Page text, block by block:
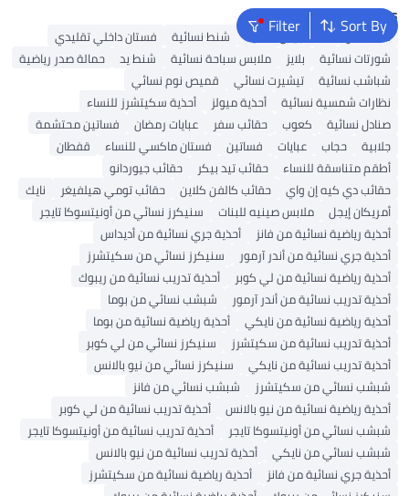
Sort By
FilterPopular Searches
شنط ألدو شنط جيس نسائية شنط نسائية
فستان داخلي تقليدي
شورتات نسائية
بلايز ملابس سباحة نسائية شنط يد
حمالة صدر رياضية
شباشب نسائية
تيشيرت نسائي
قميص نوم نسائي
نظارات شمسية نسائية
أحذية ميولز
أحذية سكيتشرز للنساء
صنادل نسائية
كعوب حقائب سفر عبايات رمضان
فساتين محتشمة
جلابية
حجاب عبايات فساتين فستان ماكسي للنساء
قفطان
أطقم متناسقة للنساء
حقائب تيد بيكر
حقائب جيوردانو
حقائب دي كيه إن واي
حقائب كالفن كلاين حقائب تومي هيلفيغر
نايك
أمريكان إيجل
ملابس صينيه للبنات
سنيكرز نسائي من أونيتسوكا تايجر
أحذية رياضية نسائية من فانز
أحذية جري نسائية من أديداس
أحذية جري نسائية من أندر آرمور
سنيكرز نسائي من سكيتشرز
أحذية رياضية نسائية من لي كوبر
أحذية تدريب نسائية من ريبوك
أحذية تدريب نسائية من أندر آرمور
شبشب نسائي من بوما
أحذية رياضية نسائية من نايكي
أحذية رياضية نسائية من بوما
أحذية تدريب نسائية من سكيتشرز
سنيكرز نسائي من لي كوبر
أحذية تدريب نسائية من نايكي
سنيكرز نسائي من نيو بالانس
شبشب نسائي من سكيتشرز
شبشب نسائي من فانز
أحذية رياضية نسائية من نيو بالانس
أحذية تدريب نسائية من لي كوبر
شبشب نسائي من أونيتسوكا تايجر
أحذية تدريب نسائية من أونيتسوكا تايجر
شبشب نسائي من نايكي
أحذية تدريب نسائية من نيو بالانس
أحذية جري نسائية من فانز
أحذية رياضية نسائية من سكيتشرز